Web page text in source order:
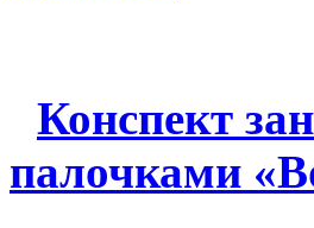
Конспект
палочками